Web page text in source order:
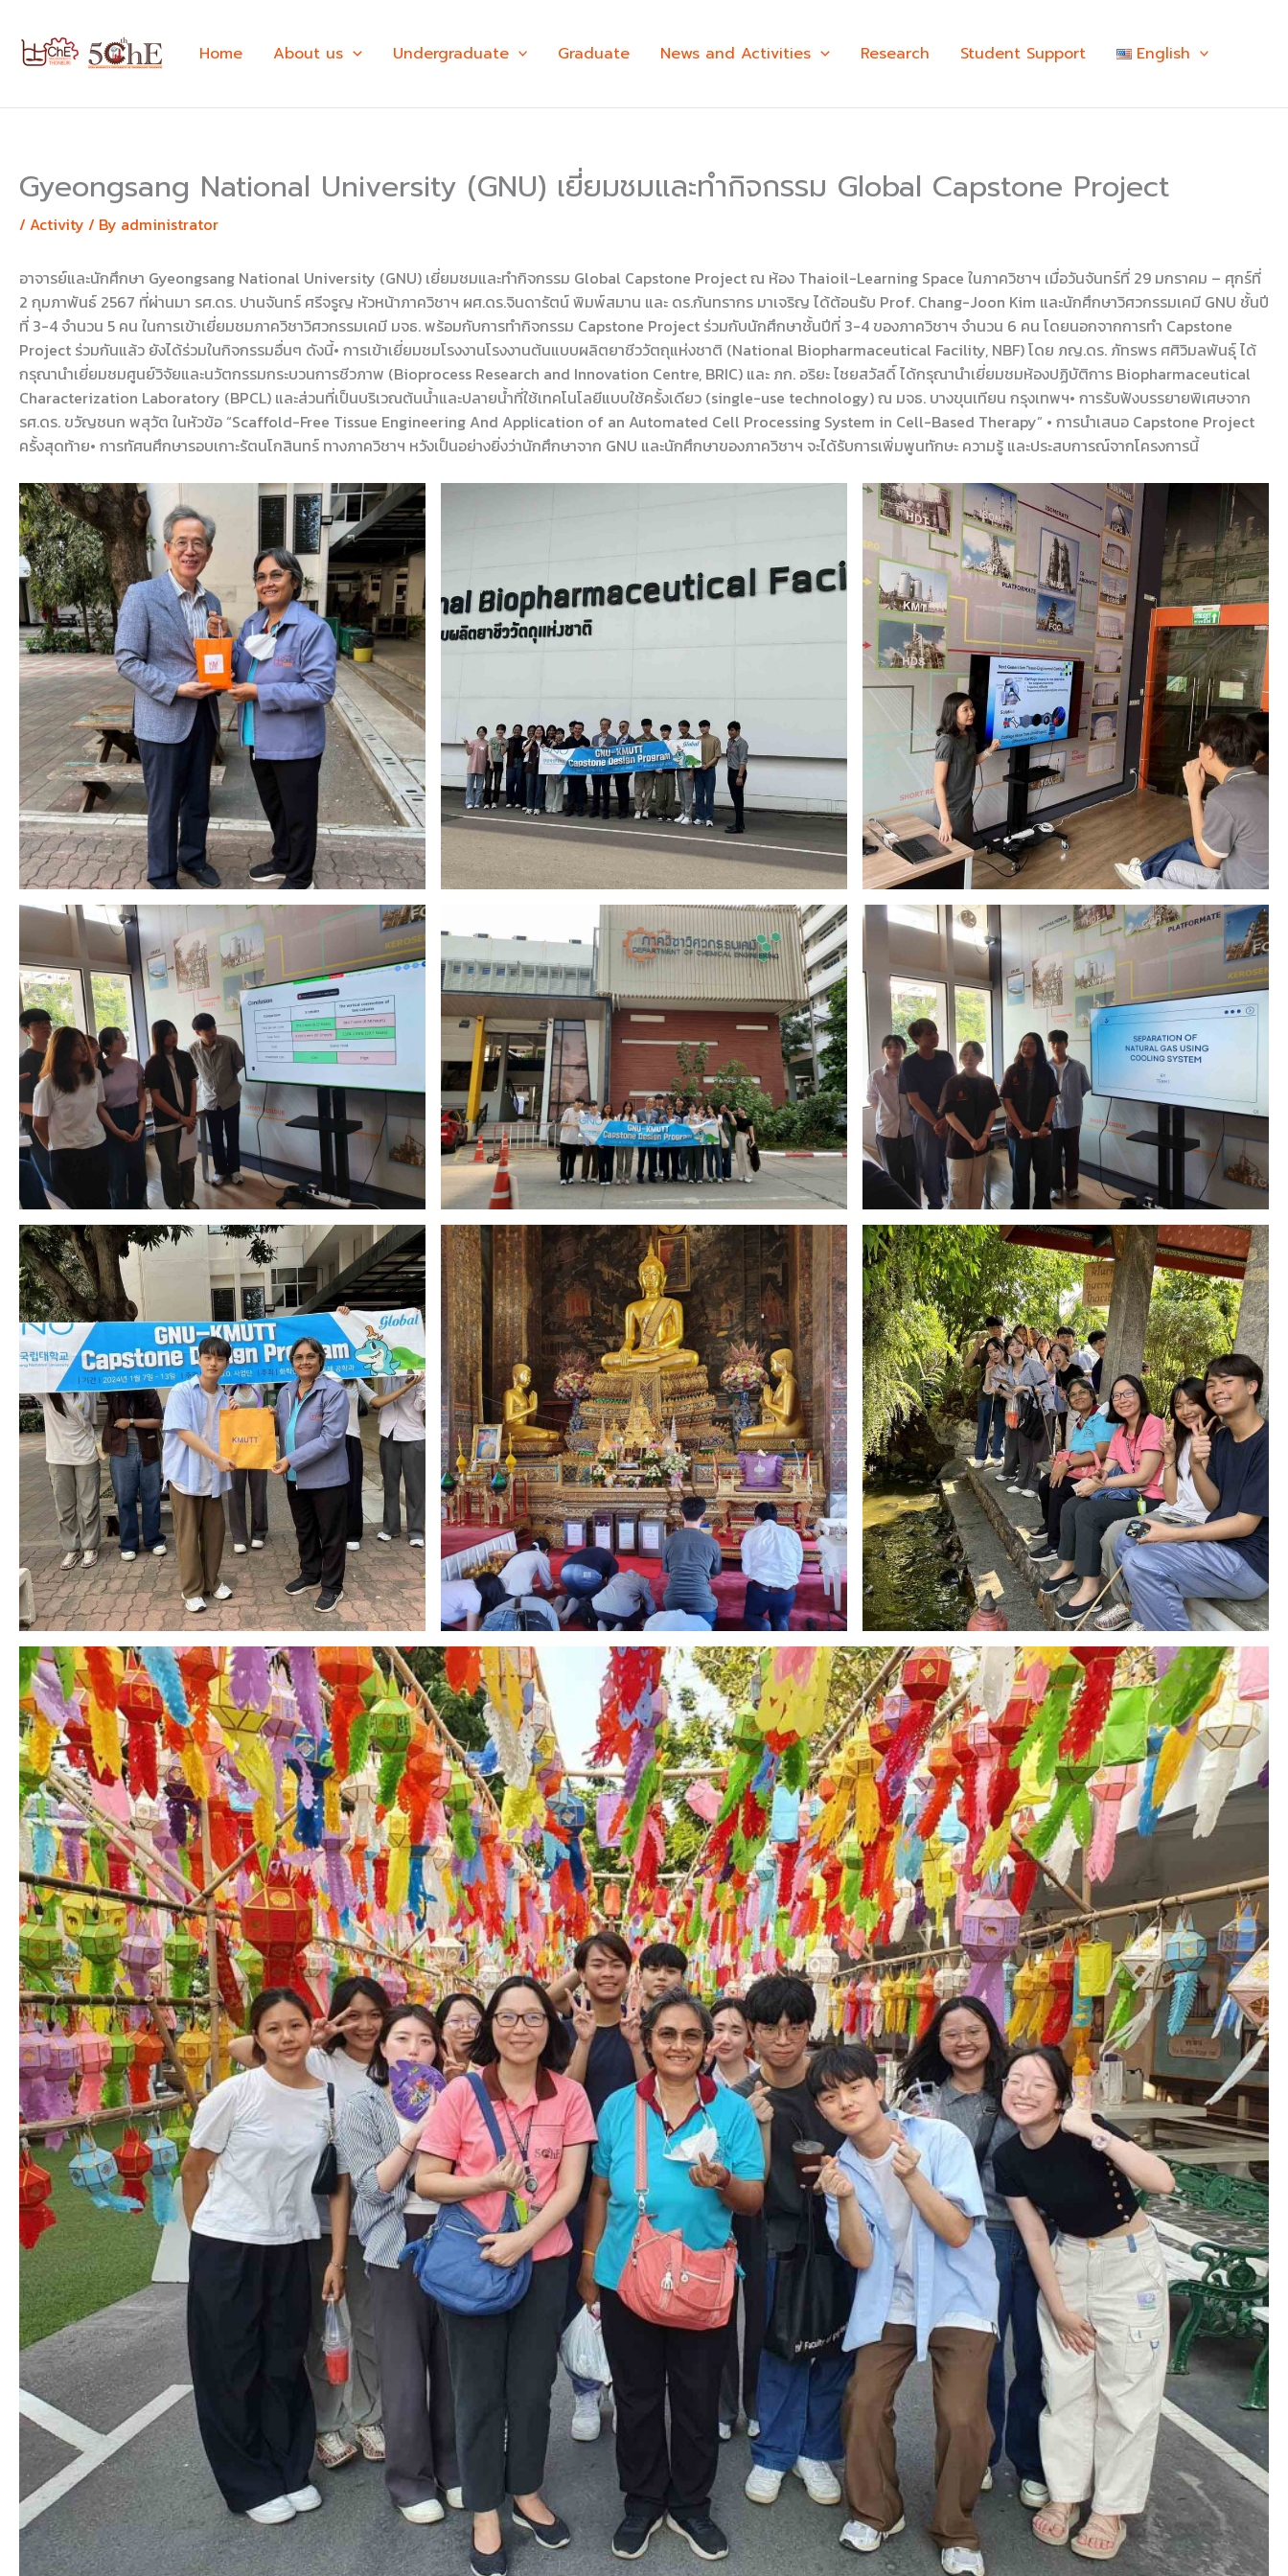
content
Home About us Undergraduate Graduate News and Activities Research Student Support English
Gyeongsang National University (GNU) เยี่ยมชมและทำกิจกรรม Global Capstone Project
/ Activity / By administrator
อาจารย์และนักศึกษา Gyeongsang National University (GNU) เยี่ยมชมและทำกิจกรรม Global Capstone Project ณ ห้อง Thaioil-Learning Space ในภาควิชาฯ เมื่อวันจันทร์ที่ 29 มกราคม – ศุกร์ที่
2 กุมภาพันธ์ 2567 ที่ผ่านมา รศ.ดร. ปานจันทร์ ศรีจรูญ หัวหน้าภาควิชาฯ ผศ.ดร.จินดารัตน์ พิมพ์สมาน และ ดร.กันทรากร มาเจริญ ได้ต้อนรับ Prof. Chang-Joon Kim และนักศึกษาวิศวกรรมเคมี GNU ชั้นปี
ที่ 3-4 จำนวน 5 คน ในการเข้าเยี่ยมชมภาควิชาวิศวกรรมเคมี มจธ. พร้อมกับการทำกิจกรรม Capstone Project ร่วมกับนักศึกษาชั้นปีที่ 3-4 ของภาควิชาฯ จำนวน 6 คน โดยนอกจากการทำ Capstone
Project ร่วมกันแล้ว ยังได้ร่วมในกิจกรรมอื่นๆ ดังนี้• การเข้าเยี่ยมชมโรงงานโรงงานต้นแบบผลิตยาชีววัตถุแห่งชาติ (National Biopharmaceutical Facility, NBF) โดย ภญ.ดร. ภัทรพร ศศิวิมลพันธุ์ ได้
กรุณานำเยี่ยมชมศูนย์วิจัยและนวัตกรรมกระบวนการชีวภาพ (Bioprocess Research and Innovation Centre, BRIC) และ ภก. อริยะ ไชยสวัสดิ์ ได้กรุณานำเยี่ยมชมห้องปฏิบัติการ Biopharmaceutical
Characterization Laboratory (BPCL) และส่วนที่เป็นบริเวณต้นน้ำและปลายน้ำที่ใช้เทคโนโลยีแบบใช้ครั้งเดียว (single-use technology) ณ มจธ. บางขุนเทียน กรุงเทพฯ• การรับฟังบรรยายพิเศษจาก
รศ.ดร. ขวัญชนก พสุวัต ในหัวข้อ “Scaffold-Free Tissue Engineering And Application of an Automated Cell Processing System in Cell-Based Therapy” • การนำเสนอ Capstone Project
ครั้งสุดท้าย• การทัศนศึกษารอบเกาะรัตนโกสินทร์ ทางภาควิชาฯ หวังเป็นอย่างยิ่งว่านักศึกษาจาก GNU และนักศึกษาของภาควิชาฯ จะได้รับการเพิ่มพูนทักษะ ความรู้ และประสบการณ์จากโครงการนี้